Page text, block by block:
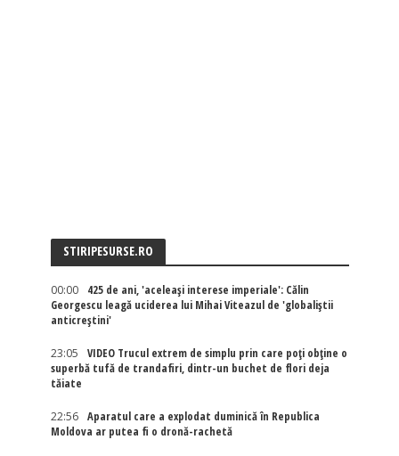
STIRIPESURSE.RO
00:00
425 de ani, 'aceleași interese imperiale': Călin
Georgescu leagă uciderea lui Mihai Viteazul de 'globaliștii
anticreștini'
23:05
VIDEO Trucul extrem de simplu prin care poți obține o
superbă tufă de trandafiri, dintr-un buchet de flori deja
tăiate
22:56
Aparatul care a explodat duminică în Republica
Moldova ar putea fi o dronă-rachetă